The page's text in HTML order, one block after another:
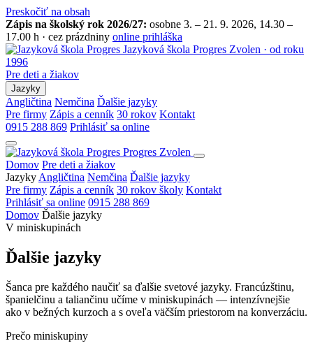
Preskočiť na obsah
Zápis na školský rok 2026/27: osobne 3. – 21. 9. 2026, 14.30 –
17.00 h · cez prázdniny online prihláška
Jazyková škola Progres Zvolen · od roku
1996
Pre deti a žiakov
Jazyky
Angličtina Nemčina Ďalšie jazyky
Pre firmy Zápis a cenník 30 rokov Kontakt
0915 288 869 Prihlásiť sa online
Progres Zvolen
Domov Pre deti a žiakov
Jazyky Angličtina Nemčina Ďalšie jazyky
Pre firmy Zápis a cenník 30 rokov školy Kontakt
Prihlásiť sa online 0915 288 869
Domov Ďalšie jazyky
V miniskupinách
Ďalšie jazyky
Šanca pre každého naučiť sa ďalšie svetové jazyky. Francúzštinu,
španielčinu a taliančinu učíme v miniskupinách — intenzívnejšie
ako v bežných kurzoch a s oveľa väčším priestorom na konverzáciu.
Prečo miniskupiny